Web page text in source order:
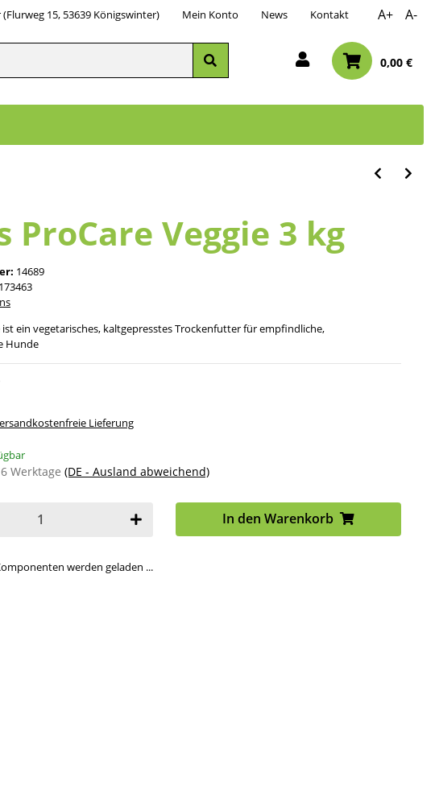
15, 53639 Königswinter) Mein Konto News Kontakt A+ A-
0,00 €
ProCare Veggie 3 kg
14689
ist ein vegetarisches, kaltgepresstes Trockenfutter für empfindliche,
Hunde
Lieferung
Werktage (DE - Ausland abweichend)
In den Warenkorb
werden geladen ...